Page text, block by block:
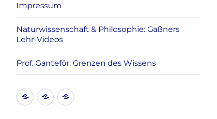
Impressum
Naturwissenschaft & Philosophie: Gaßners
Lehr-Videos
Prof. Ganteför: Grenzen des Wissens
KontaktDatenschutzerklärung
Impressum